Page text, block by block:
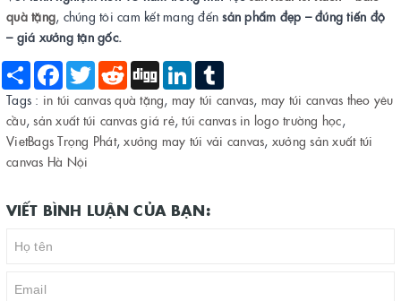
quà tặng, chúng tôi cam kết mang đếnsản phẩm đẹp – đúng tiến độ
– giá xưởng tận gốc.
Share Facebook
Twitter Reddit Digg LinkedIn
Tags : in túi canvas quà tặng, may túi canvas, may túi canvas theo yêu
cầu,sản xuất túi canvas giá rẻ,túi canvas in logo trường học,
VietBags Trọng Phát,xưởng may túi vải canvas, xưởng sản xuất túi
canvas Hà Nội
VIẾT BÌNH LUẬN CỦA BẠN: